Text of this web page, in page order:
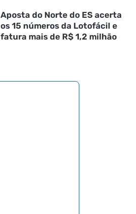
Aposta do Norte do ES acerta
os 15 números da Lotofácil e
fatura mais de R$ 1,2 milhão